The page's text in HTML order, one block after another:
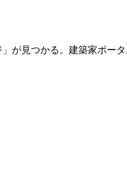
が見つかる。 建築家ポー